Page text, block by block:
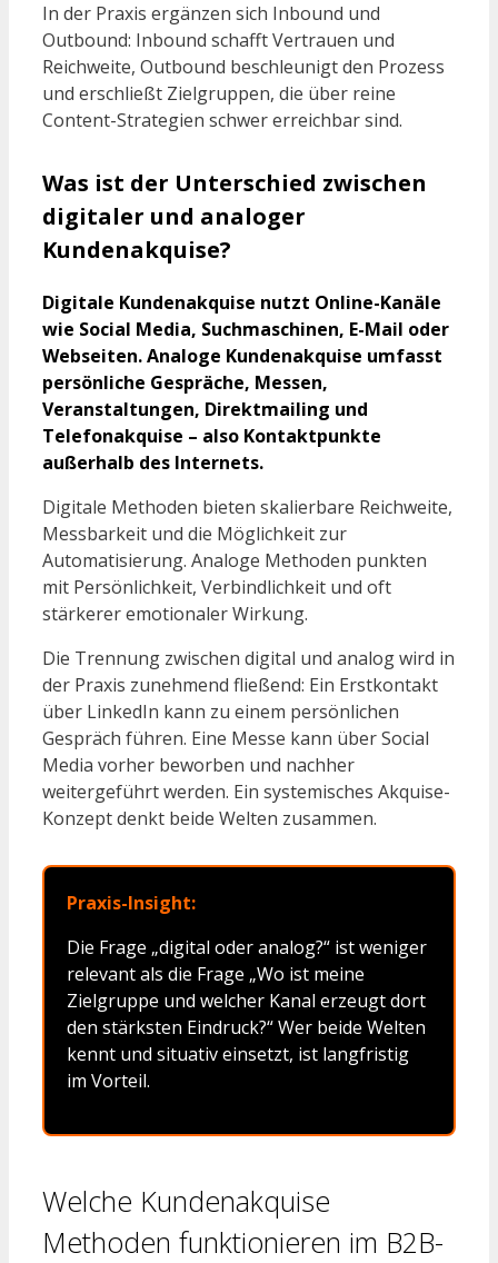
In der Praxis ergänzen sich Inbound und
Outbound: Inbound schafft Vertrauen und
Reichweite, Outbound beschleunigt den Prozess
und erschließt Zielgruppen, die über reine
Content-Strategien schwer erreichbar sind.
Was ist der Unterschied zwischen
digitaler und analoger
Kundenakquise?
Digitale Kundenakquise nutzt Online-Kanäle
wie Social Media, Suchmaschinen, E-Mail oder
Webseiten. Analoge Kundenakquise umfasst
persönliche Gespräche, Messen,
Veranstaltungen, Direktmailing und
Telefonakquise – also Kontaktpunkte
außerhalb des Internets.
Digitale Methoden bieten skalierbare Reichweite,
Messbarkeit und die Möglichkeit zur
Automatisierung. Analoge Methoden punkten
mit Persönlichkeit, Verbindlichkeit und oft
stärkerer emotionaler Wirkung.
Die Trennung zwischen digital und analog wird in
der Praxis zunehmend fließend: Ein Erstkontakt
über LinkedIn kann zu einem persönlichen
Gespräch führen. Eine Messe kann über Social
Media vorher beworben und nachher
weitergeführt werden. Ein systemisches Akquise-
Konzept denkt beide Welten zusammen.
Praxis-Insight:
Die Frage „digital oder analog?“ ist weniger
relevant als die Frage „Wo ist meine
Zielgruppe und welcher Kanal erzeugt dort
den stärksten Eindruck?“ Wer beide Welten
kennt und situativ einsetzt, ist langfristig
im Vorteil.
Welche Kundenakquise
Methoden funktionieren im B2B-